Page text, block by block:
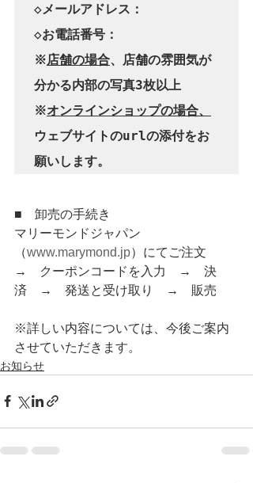
◇メールアドレス：
◇お電話番号：
※店舗の場合、店舗の雰囲気が
分かる内部の写真3枚以上
※オンラインショップの場合、
ウェブサイトのurlの添付をお
願いします。
■　卸売の手続き
マリーモンドジャパン
（www.marymond.jp）にてご注文
→　クーポンコードを入力　→　決
済　→　発送と受け取り　→　販売
※詳しい内容については、今後ご案内
させていただきます。
お知らせ